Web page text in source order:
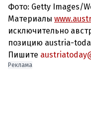
Фото: Getty Images/
Материалы
исключительно
позицию austria-
Пишите
Реклама